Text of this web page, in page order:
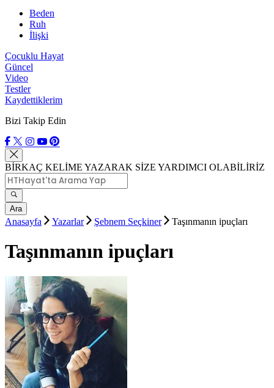
Beden
Ruh
İlişki
Çocuklu Hayat
Güncel
Video
Testler
Kaydettiklerim
Bizi Takip Edin
BİRKAÇ KELİME YAZARAK SİZE YARDIMCI OLABİLİRİZ
Ara
Anasayfa Yazarlar Şebnem Seçkiner Taşınmanın ipuçları
Taşınmanın ipuçları